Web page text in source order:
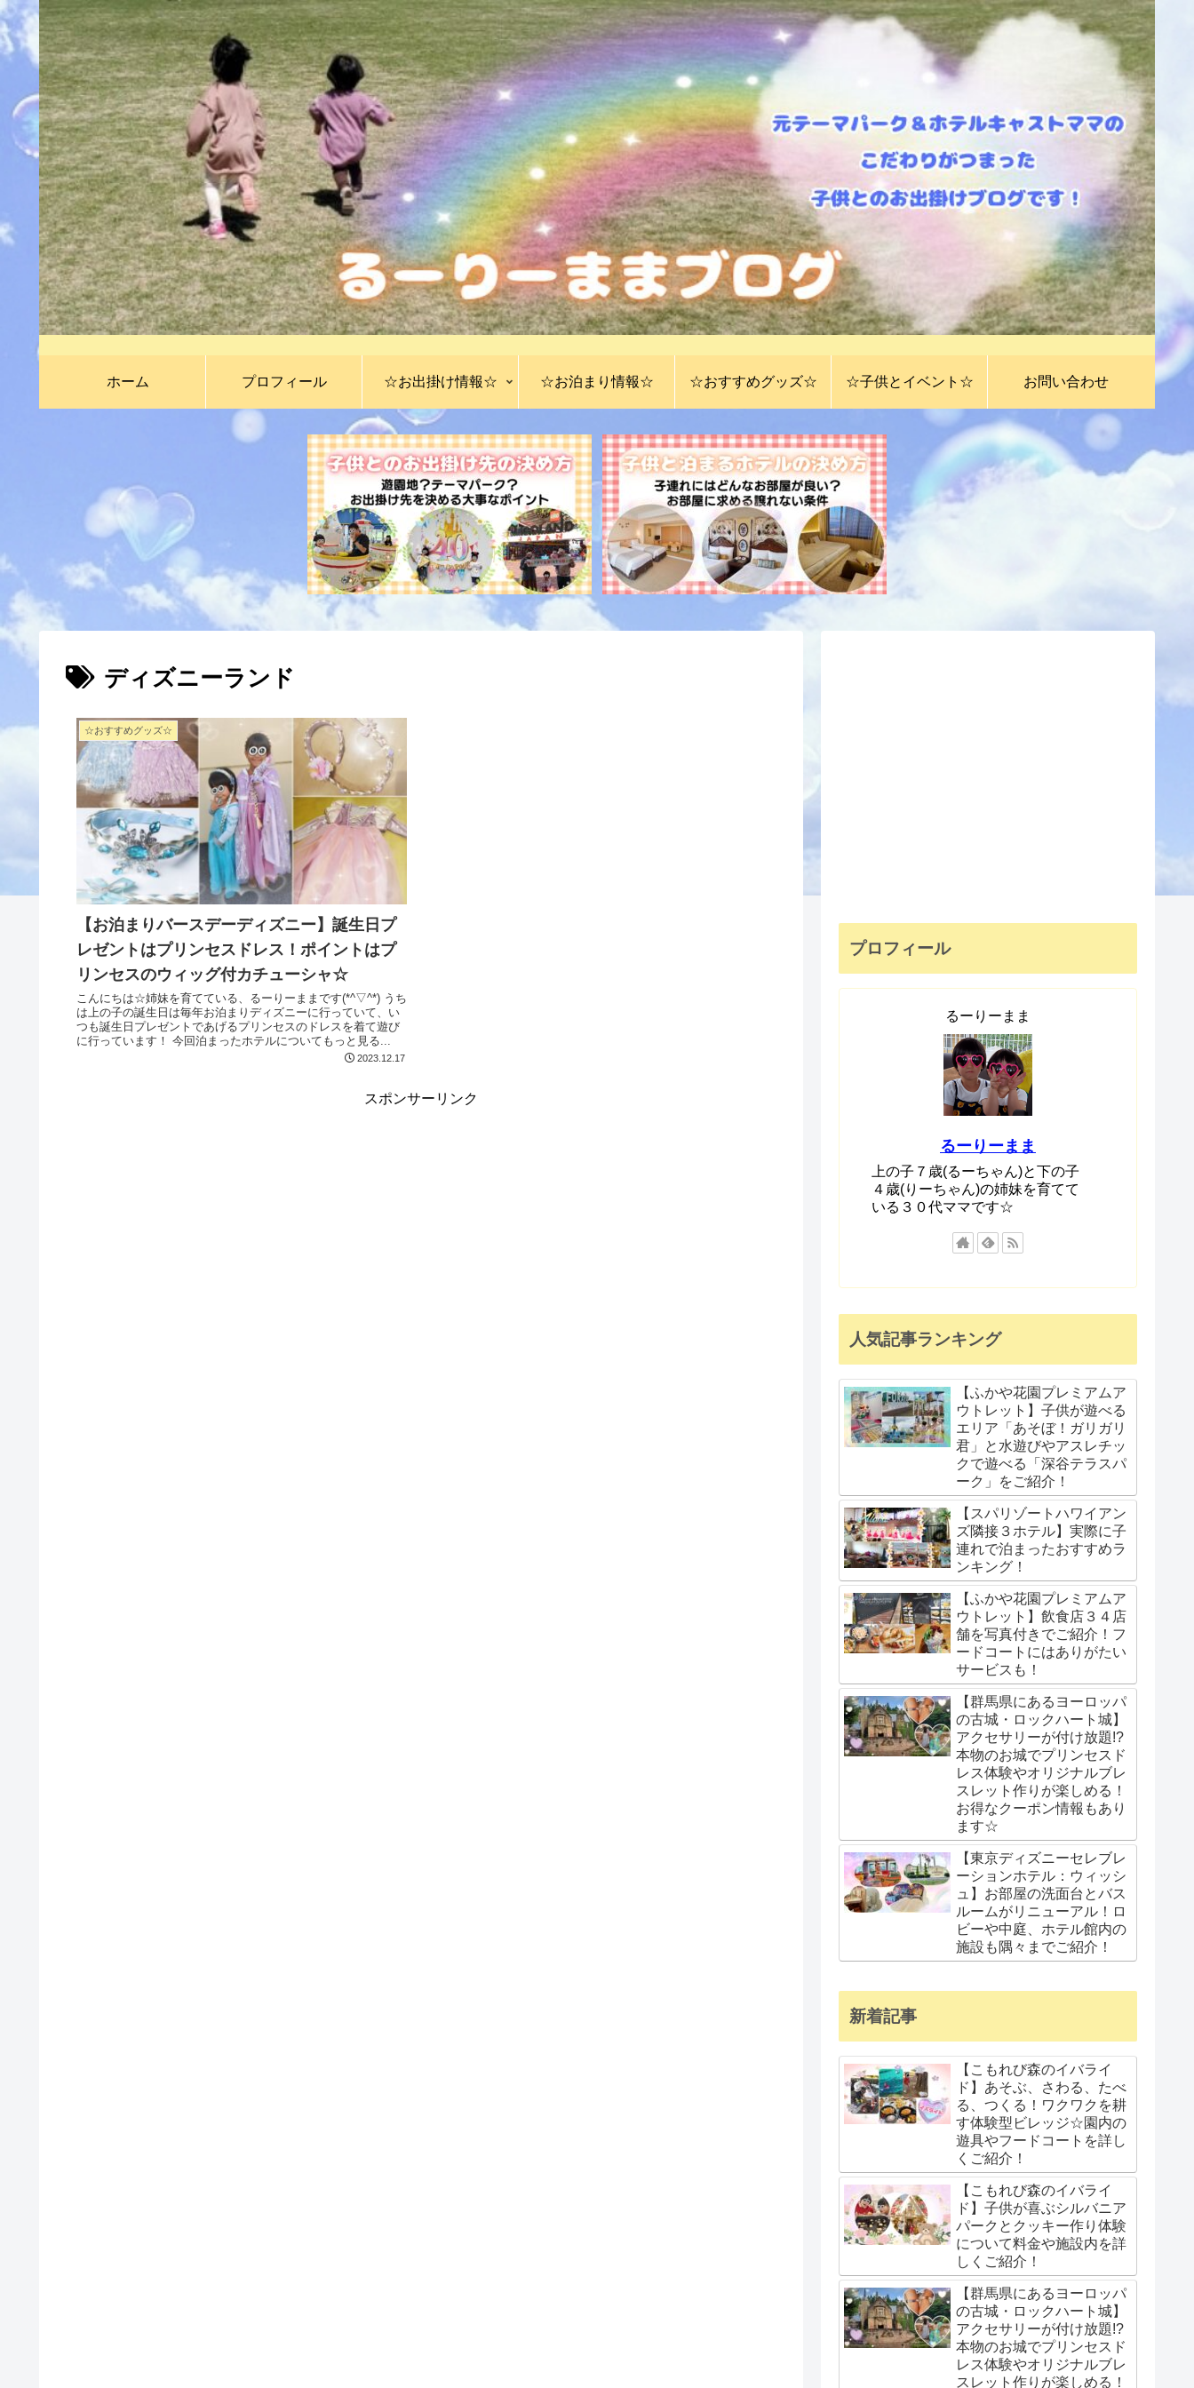
ホーム プロフィール ☆お出掛け情報☆ ☆お泊まり情報☆ ☆おすすめグッズ☆ ☆子供とイベント☆ お問い合わせ
ディズニーランド
☆おすすめグッズ☆
【お泊まりバースデーディズニー】誕生日プ
レゼントはプリンセスドレス！ポイントはプ
リンセスのウィッグ付カチューシャ☆
こんにちは☆姉妹を育てている、るーりーままです(*^▽^*) うち
は上の子の誕生日は毎年お泊まりディズニーに行っていて、い
つも誕生日プレゼントであげるプリンセスのドレスを着て遊び
に行っています！ 今回泊まったホテルについてもっと見る...
2023.12.17
スポンサーリンク
プロフィール
るーりーまま
るーりーまま
上の子７歳(るーちゃん)と下の子
４歳(りーちゃん)の姉妹を育てて
いる３０代ママです☆
人気記事ランキング
【ふかや花園プレミアムア
ウトレット】子供が遊べる
エリア「あそぼ！ガリガリ
君」と水遊びやアスレチッ
クで遊べる「深谷テラスパ
ーク」をご紹介！
【スパリゾートハワイアン
ズ隣接３ホテル】実際に子
連れで泊まったおすすめラ
ンキング！
【ふかや花園プレミアムア
ウトレット】飲食店３４店
舗を写真付きでご紹介！フ
ードコートにはありがたい
サービスも！
【群馬県にあるヨーロッパ
の古城・ロックハート城】
アクセサリーが付け放題!?
本物のお城でプリンセスド
レス体験やオリジナルブレ
スレット作りが楽しめる！
お得なクーポン情報もあり
ます☆
【東京ディズニーセレブレ
ーションホテル：ウィッシ
ュ】お部屋の洗面台とバス
ルームがリニューアル！ロ
ビーや中庭、ホテル館内の
施設も隅々までご紹介！
新着記事
【こもれび森のイバライ
ド】あそぶ、さわる、たべ
る、つくる！ワクワクを耕
す体験型ビレッジ☆園内の
遊具やフードコートを詳し
くご紹介！
【こもれび森のイバライ
ド】子供が喜ぶシルバニア
パークとクッキー作り体験
について料金や施設内を詳
しくご紹介！
【群馬県にあるヨーロッパ
の古城・ロックハート城】
アクセサリーが付け放題!?
本物のお城でプリンセスド
レス体験やオリジナルブレ
スレット作りが楽しめる！